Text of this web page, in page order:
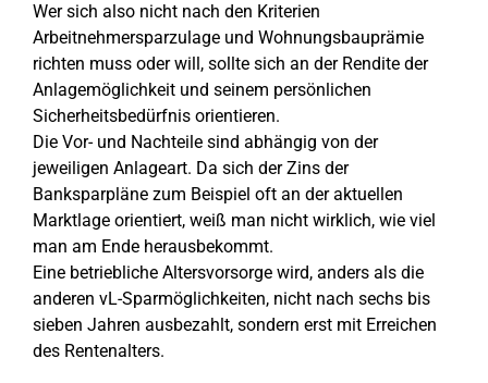
Wer sich also nicht nach den Kriterien
Arbeitnehmersparzulage und Wohnungsbauprämie
richten muss oder will, sollte sich an der Rendite der
Anlagemöglichkeit und seinem persönlichen
Sicherheitsbedürfnis orientieren.
Die Vor- und Nachteile sind abhängig von der
jeweiligen Anlageart. Da sich der Zins der
Banksparpläne zum Beispiel oft an der aktuellen
Marktlage orientiert, weiß man nicht wirklich, wie viel
man am Ende herausbekommt.
Eine betriebliche Altersvorsorge wird, anders als die
anderen vL-Sparmöglichkeiten, nicht nach sechs bis
sieben Jahren ausbezahlt, sondern erst mit Erreichen
des Rentenalters.